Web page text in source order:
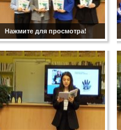
Нажмите для просмотра!